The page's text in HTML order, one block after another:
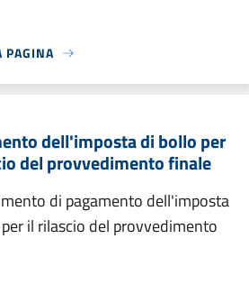
PAGINA
dell'imposta di bollo per
del provvedimento finale
di pagamento dell'imposta
il rilascio del provvedimento